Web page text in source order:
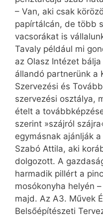
– Van, aki csak
papírtálcán, de több
vacsorákat is
Tavaly például mi
az Olasz Intézet
állandó partnerünk a
Szervezési és
szervezési osztálya,
ételt a
szerint »szájról
egymásnak ajánlják
Szabó Attila, aki
dolgozott. A
harmadik pillért a
mosókonyha helyén
majd. Az A3. Művek
Belsőépítészeti